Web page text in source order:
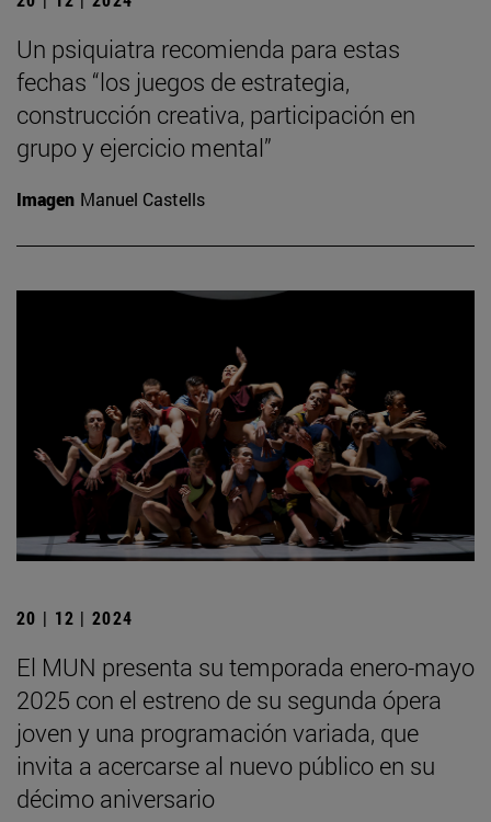
Un psiquiatra recomienda para estas
fechas “los juegos de estrategia,
construcción creativa, participación en
grupo y ejercicio mental”
Imagen Manuel Castells
20 | 12 | 2024
El MUN presenta su temporada enero-mayo
2025 con el estreno de su segunda ópera
joven y una programación variada, que
invita a acercarse al nuevo público en su
décimo aniversario